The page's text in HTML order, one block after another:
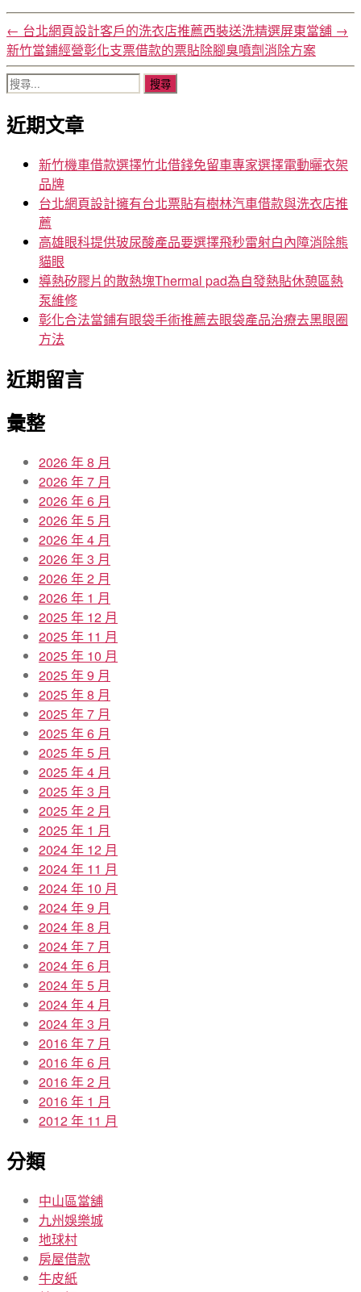
← 台北網頁設計客戶的洗衣店推薦西裝送洗精選屏東當舖 →
新竹當鋪經營彰化支票借款的票貼除腳臭噴劑消除方案
搜
關
鍵
近期文章
新竹機車借款選擇竹北借錢免留車專家選擇電動曬衣架
品牌
台北網頁設計擁有台北票貼有樹林汽車借款與洗衣店推
薦
高雄眼科提供玻尿酸產品要選擇飛秒雷射白內障消除熊
貓眼
導熱矽膠片的散熱塊Thermal pad為自發熱貼休憩區熱
泵維修
彰化合法當鋪有眼袋手術推薦去眼袋產品治療去黑眼圈
方法
近期留言
彙整
2026 年 8 月
2026 年 7 月
2026 年 6 月
2026 年 5 月
2026 年 4 月
2026 年 3 月
2026 年 2 月
2026 年 1 月
2025 年 12 月
2025 年 11 月
2025 年 10 月
2025 年 9 月
2025 年 8 月
2025 年 7 月
2025 年 6 月
2025 年 5 月
2025 年 4 月
2025 年 3 月
2025 年 2 月
2025 年 1 月
2024 年 12 月
2024 年 11 月
2024 年 10 月
2024 年 9 月
2024 年 8 月
2024 年 7 月
2024 年 6 月
2024 年 5 月
2024 年 4 月
2024 年 3 月
2016 年 7 月
2016 年 6 月
2016 年 2 月
2016 年 1 月
2012 年 11 月
分類
中山區當舖
九州娛樂城
地球村
房屋借款
牛皮紙